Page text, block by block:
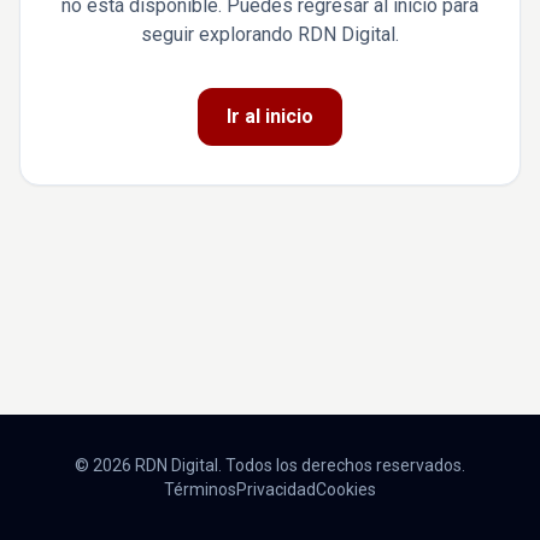
no está disponible. Puedes regresar al inicio para
seguir explorando RDN Digital.
Ir al inicio
© 2026 RDN Digital. Todos los derechos reservados.
TérminosPrivacidadCookies